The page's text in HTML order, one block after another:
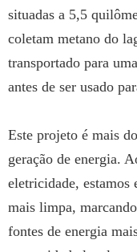
situadas a 5,5
coletam metano do
transportado para
antes de ser usado
Este projeto é mais
geração de energia.
eletricidade, estamos
mais limpa,
fontes de energia